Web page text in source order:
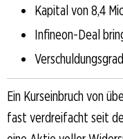
Kapital von 8,4
Infineon-Deal
Ein Kurseinbruch von
fast verdreifacht seit